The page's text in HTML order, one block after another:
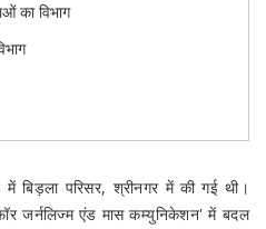
का विभाग
में बिड़ला परिसर, श्रीनगर में की गई थी।
जर्नलिज्म एंड मास कम्युनिकेशन' में बदल